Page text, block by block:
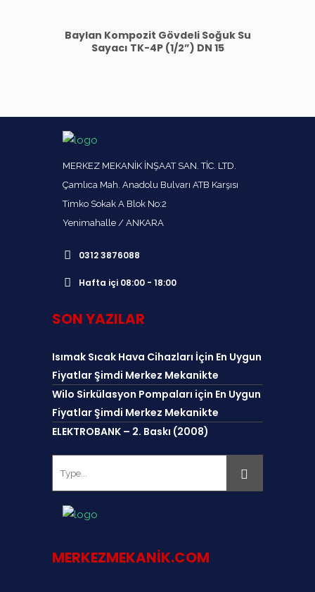
Baylan Kompozit Gövdeli Soğuk Su
Sayacı TK-4P (1/2”) DN 15
MERKEZ MEKANİK İNŞAAT SAN. TİC. LTD.
Çamlıca Mah. Anadolu Bulvarı ATB Karşısı
Timko Sokak A Blok No:2
Yenimahalle / ANKARA
0312 3876088
Hafta içi 08:00 - 18:00
SON YAZILAR
Isımak Sıcak Hava Cihazları İçin En Uygun
Fiyatlar Şimdi Merkez Mekanikte
Wilo Sirkülasyon Pompaları için En Uygun
Fiyatlar Şimdi Merkez Mekanikte
ELEKTROBANK – 2. Baskı (2008)
MERKEZMEKANIK.COM